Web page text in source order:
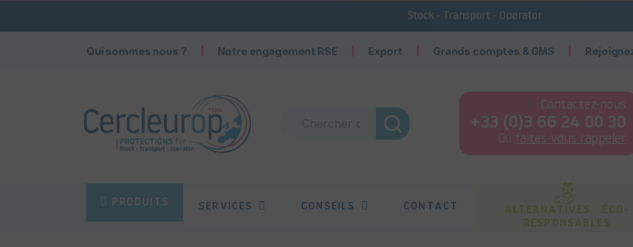
Stock - Transport - Operator
Qui sommes nous ? Notre engagement RSE Export Grands comptes & GMS
Contactez-nous
+33 (0)3 66 24 00 30
Ou faites-vous rappeler
PRODUITS SERVICES CONSEILS CONTACT
ALTERNATIVES ÉCO-
RÉSPONSABLES